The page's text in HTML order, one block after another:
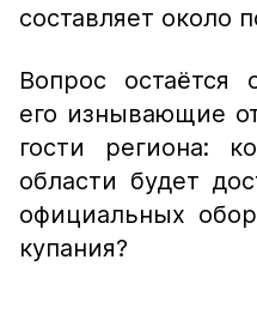
составляет около
Вопрос
его изнывающие
гости региона:
области будет
официальных
купания?